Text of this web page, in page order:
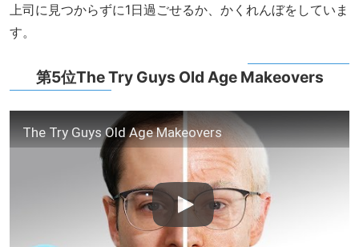
上司に見つからずに1日過ごせるか、かくれんぼをしていま
す。
第5位The Try Guys Old Age Makeovers
The Try Guys Old Age Makeovers